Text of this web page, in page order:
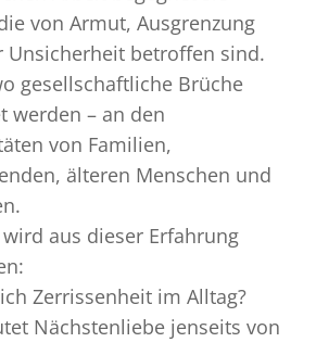
von Armut, Ausgrenzung
Unsicherheit betroffen sind.
gesellschaftliche Brüche
werden – an den
von Familien,
älteren Menschen und
aus dieser Erfahrung
Zerrissenheit im Alltag?
Nächstenliebe jenseits von